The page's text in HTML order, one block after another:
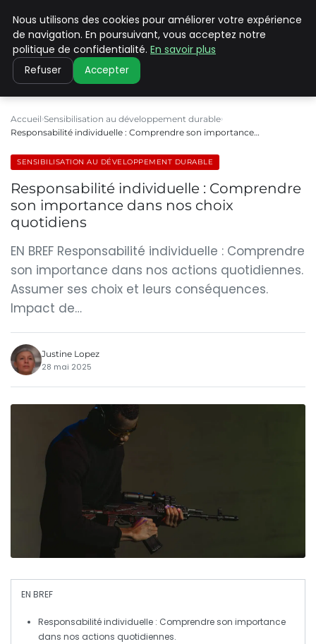
CLIMATE C ADVANCED
Accueil Sensibilisation au développement durable
Responsabilité individuelle : Comprendre son importance…
SENSIBILISATION AU DÉVELOPPEMENT DURABLE
Responsabilité individuelle : Comprendre
son importance dans nos choix
quotidiens
EN BREF Responsabilité individuelle : Comprendre
son importance dans nos actions quotidiennes.
Assumer ses choix et leurs conséquences.
Impact de…
Justine Lopez
28 mai 2025
EN BREF
Responsabilité individuelle : Comprendre son importance
dans nos actions quotidiennes.
Nous utilisons des cookies pour améliorer votre expérience
de navigation. En poursuivant, vous acceptez notre
politique de confidentialité. En savoir plus
Refuser Accepter